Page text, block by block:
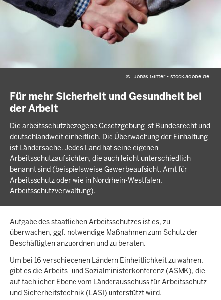
© Jonas Ginter - stock.adobe.de
Für mehr Sicherheit und Gesundheit bei
der Arbeit
Die arbeitsschutzbezogene Gesetzgebung ist Bundesrecht und
deutschlandweit einheitlich. Die Überwachung der Einhaltung
ist Ländersache. Jedes Land hat seine eigenen
Arbeitsschutzaufsichten, die auch leicht unterschiedlich
benannt sind (beispielsweise Gewerbeaufsicht, Amt für
Arbeitsschutz oder wie in Nordrhein-Westfalen,
Arbeitsschutzverwaltung).
Aufgabe des staatlichen Arbeitsschutzes ist es, zu
überwachen, ggf. notwendige Maßnahmen zum Schutz der
Beschäftigten anzuordnen und zu beraten.
Um bei 16 verschiedenen Ländern Einheitlichkeit zu wahren,
gibt es die Arbeits- und Sozialministerkonferenz (ASMK), die
auf fachlicher Ebene vom Länderausschuss für Arbeitsschutz
und Sicherheitstechnik (LASI) unterstützt wird.